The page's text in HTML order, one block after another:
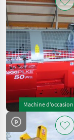
Machine d’occasion